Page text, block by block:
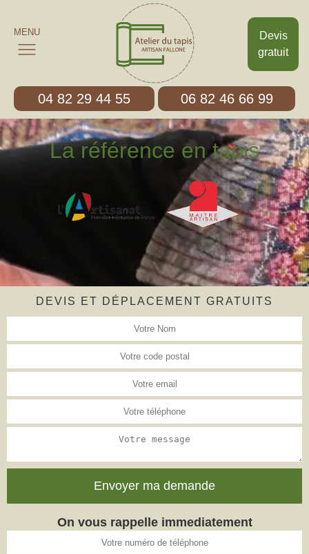
Devis
gratuit
MENU
04 82 29 44 55 06 82 46 66 99
La référence en tapis
DEVIS ET DÉPLACEMENT GRATUITS
On vous rappelle immediatement